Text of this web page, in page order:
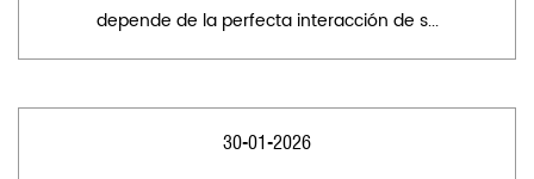
depende de la perfecta interacción de s...
30-01-2026